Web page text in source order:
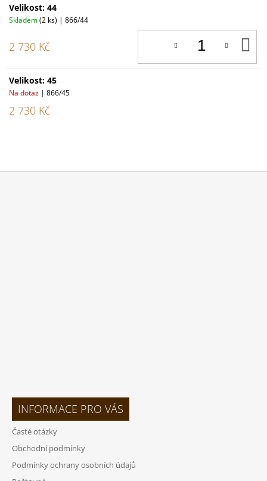
Velikost: 44
Skladem(2 ks) | 866/44
2 730 Kč
Velikost: 45
Na dotaz | 866/45
2 730 Kč
INFORMACE PRO VÁS
Časté otázky
Obchodní podmínky
Podmínky ochrany osobních údajů